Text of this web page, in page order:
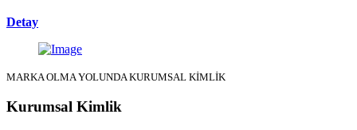
Detay
MARKA OLMA YOLUNDA KURUMSAL KİMLİK
Kurumsal Kimlik